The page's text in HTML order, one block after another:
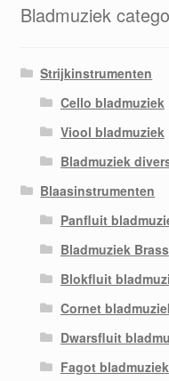
Bladmuziek
Strijkinstrumenten
Cello bladmuziek
Viool bladmuziek
Bladmuziek
Blaasinstrumenten
Panfluit
Bladmuziek Brass
Blokfluit
Cornet
Dwarsfluit
Fagot bladmuziek